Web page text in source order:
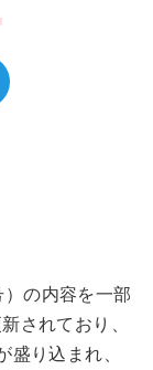
の内容を一部
されており、
り込まれ、